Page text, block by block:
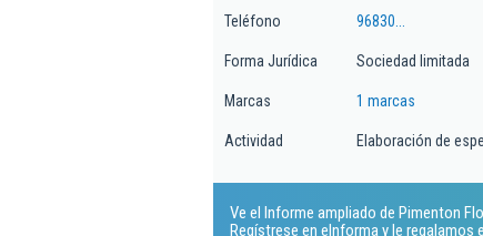
Teléfono 96830...
Forma Jurídica Sociedad limitada
Marcas 1 marcas
Actividad Elaboración de
Ve el Informe ampliado de Pimenton
Regístrese en eInforma y le